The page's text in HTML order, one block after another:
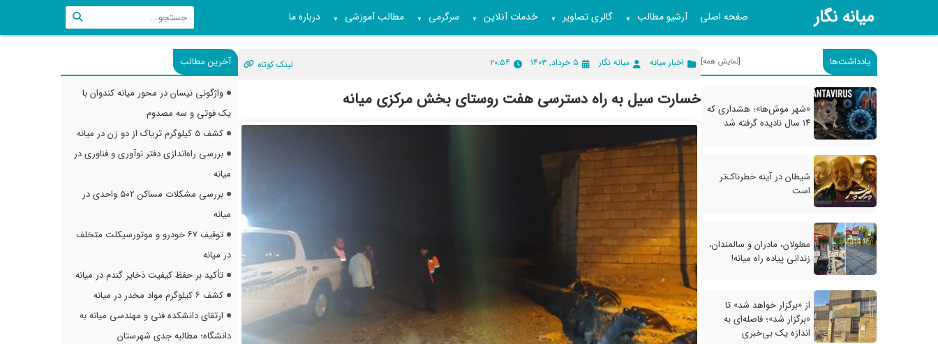
میانه نگار صفحه اصلی آرشیو مطالب ▼ گالری تصاویر ▼ خدمات آنلاین ▼ سرگرمی ▼ مطالب آموزشی ▼ درباره ما
یادداشت‌ها [نمایش همه]
«شهر موش‌ها»؛ هشداری که
۱۴ سال نادیده گرفته شد
شیطان در آینه خطرناک‌تر
است
معلولان، مادران و سالمندان،
زندانی پیاده راه میانه!
از «برگزار خواهد شد» تا
«برگزار شد»؛ فاصله‌ای به
اندازه یک بی‌خبری
اخبار میانه میانه نگار ۵ خرداد, ۱۴۰۳ ۲۰:۵۴ لینک کوتاه
خسارت سیل به راه دسترسی هفت روستای بخش مرکزی میانه
آخرین مطالب
واژگونی نیسان در محور میانه کندوان با
یک فوتی و سه مصدوم
کشف ۵ کیلوگرم تریاک از دو زن در میانه
بررسی راه‌اندازی دفتر نوآوری و فناوری در
میانه
بررسی مشکلات مساکن ۵۰۲ واحدی در
میانه
توقیف ۶۷ خودرو و موتورسیکلت متخلف
در میانه
تأکید بر حفظ کیفیت ذخایر گندم در میانه
کشف ۶ کیلوگرم مواد مخدر در میانه
ارتقای دانشکده فنی و مهندسی میانه به
دانشگاه؛ مطالبه جدی شهرستان